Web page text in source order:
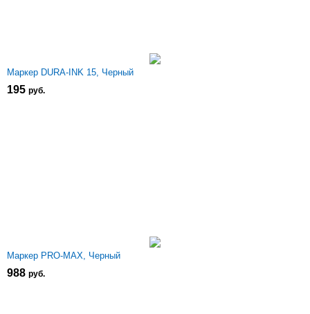
Маркер DURA-INK 15, Черный
195 руб.
Маркер PRO-MAX, Черный
988 руб.